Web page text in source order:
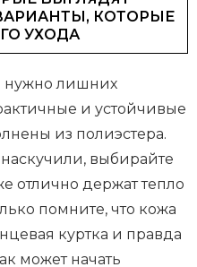
КОТОРЫЕ
УХОДА
нужно лишних
и устойчивые
из полиэстера.
выбирайте
отлично держат тепло
помните, что кожа
куртка и правда
может начать